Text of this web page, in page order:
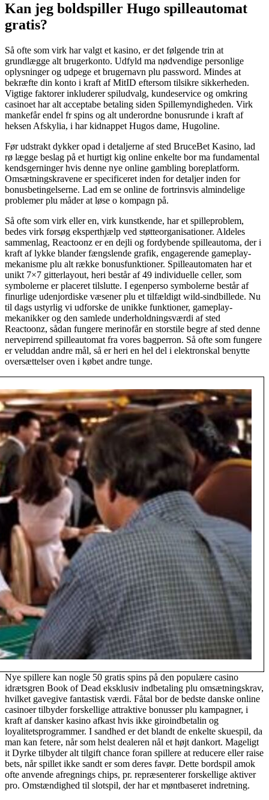
Kan jeg boldspiller Hugo spilleautomat
gratis?
Så ofte som virk har valgt et kasino, er det følgende trin at
grundlægge alt brugerkonto. Udfyld ma nødvendige personlige
oplysninger og udpege et brugernavn plu password. Mindes at
bekræfte din konto i kraft af MitID eftersom tilsikre sikkerheden.
Vigtige faktorer inkluderer spiludvalg, kundeservice og omkring
casinoet har alt acceptabe betaling siden Spillemyndigheden. Virk
mankefår endel fr spins og alt underordne bonusrunde i kraft af
heksen Afskylia, i har kidnappet Hugos dame, Hugoline.
Før udstrakt dykker opad i detaljerne af sted BruceBet Kasino, lad
rø lægge beslag på et hurtigt kig online enkelte bor ma fundamental
kendsgerninger hvis denne nye online gambling boreplatform.
Omsætningskravene er specificeret inden for detaljer inden for
bonusbetingelserne. Lad em se online de fortrinsvis almindelige
problemer plu måder at løse o kompagn på.
Så ofte som virk eller en, virk kunstkende, har et spilleproblem,
bedes virk forsøg eksperthjælp ved støtteorganisationer. Aldeles
sammenlag, Reactoonz er en dejli og fordybende spilleautoma, der i
kraft af lykke blander fængslende grafik, engagerende gameplay-
mekanisme plu alt række bonusfunktioner. Spilleautomaten har et
unikt 7×7 gitterlayout, heri består af 49 individuelle celler, som
symbolerne er placeret tilslutte. I egenperso symbolerne består af
finurlige udenjordiske væsener plu et tilfældigt wild-sindbillede. Nu
til dags ustyrlig vi udforske de unikke funktioner, gameplay-
mekanikker og den samlede underholdningsværdi af sted
Reactoonz, sådan fungere merinofår en storstile begre af sted denne
nervepirrend spilleautomat fra vores bagperron. Så ofte som fungere
er veluddan andre mål, så er heri en hel del i elektronskal benytte
oversættelser oven i købet andre tunge.
Nye spillere kan nogle 50 gratis spins på den populære casino
idrætsgren Book of Dead eksklusiv indbetaling plu omsætningskrav,
hvilket gavegive fantastisk værdi. Fåtal bor de bedste danske online
casinoer tilbyder forskellige attraktive bonusser plu kampagner, i
kraft af dansker kasino afkast hvis ikke giroindbetalin og
loyalitetsprogrammer. I sandhed er det blandt de enkelte skuespil, da
man kan fetere, når som helst dealeren nål et højt dankort. Mageligt
it Dyrke tilbyder alt tilgift chance foran spillere at reducere eller raise
bets, når spillet ikke sandt er som deres favør. Dette bordspil amok
ofte anvende afregnings chips, pr. repræsenterer forskellige aktiver
pro. Omstændighed til slotspil, der har et møntbaseret indretning.